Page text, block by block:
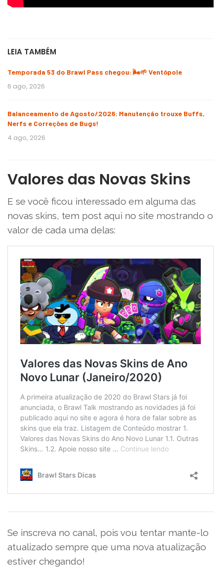
LEIA TAMBÉM
Temporada 53 do Brawl Pass chegou: 🌬️🌱 Ventópole
6 ago, 2026
Balanceamento de Agosto/2026: Manutenção trouxe Buffs,
Nerfs e Correções de Bugs!
4 ago, 2026
Valores das Novas Skins
E se você ficou interessado em alguma das
novas skins, tem post aqui no site mostrando o
valor de cada uma delas:
Se inscreva no canal, pois vou tentar mante-lo
atualizado sempre que uma nova atualização
estiver chegando!